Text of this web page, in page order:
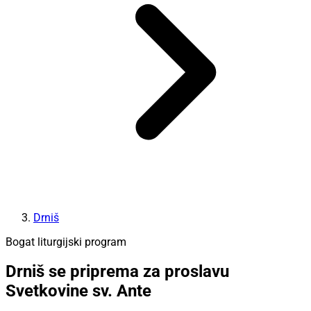
Drniš
Bogat liturgijski program
Drniš se priprema za proslavu
Svetkovine sv. Ante